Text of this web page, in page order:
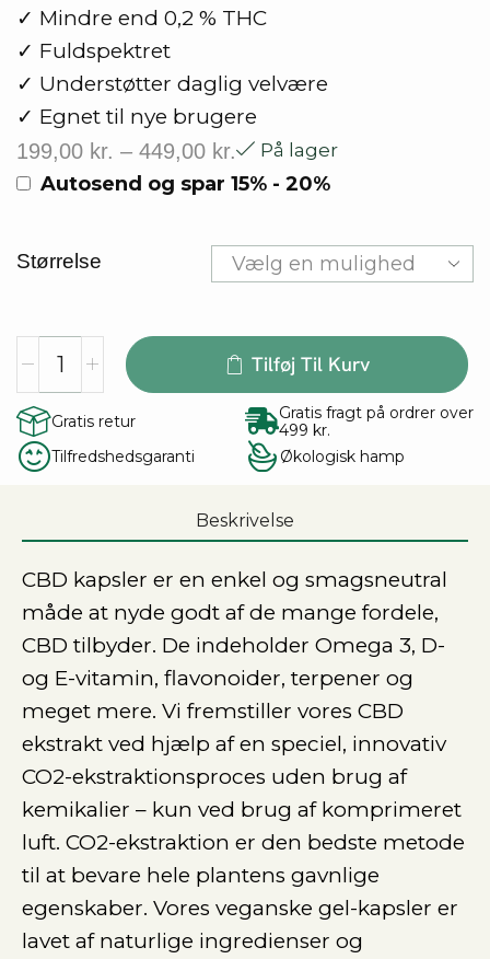
✓ Mindre end 0,2 % THC
✓ Fuldspektret
✓ Understøtter daglig velvære
✓ Egnet til nye brugere
199,00 kr. – 449,00 kr. På lager
Autosend og spar 15% - 20%
Størrelse
Tilføj Til Kurv
Gratis retur
Gratis fragt på ordrer over
499 kr.
Tilfredshedsgaranti
Økologisk hamp
Beskrivelse
CBD kapsler er en enkel og smagsneutral
måde at nyde godt af de mange fordele,
CBD tilbyder. De indeholder Omega 3, D-
og E-vitamin, flavonoider, terpener og
meget mere. Vi fremstiller vores CBD
ekstrakt ved hjælp af en speciel, innovativ
CO2-ekstraktionsproces uden brug af
kemikalier – kun ved brug af komprimeret
luft. CO2-ekstraktion er den bedste metode
til at bevare hele plantens gavnlige
egenskaber. Vores veganske gel-kapsler er
lavet af naturlige ingredienser og